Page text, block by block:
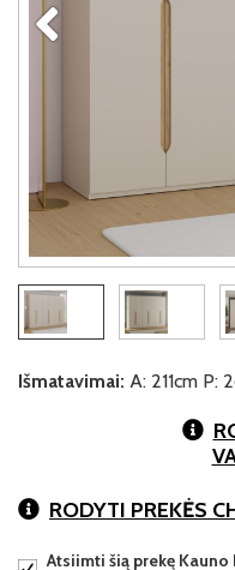
Išmatavimai: A: 211cm P:
RODYTI PREKĖS
Atsiimti šią prekę Kauno